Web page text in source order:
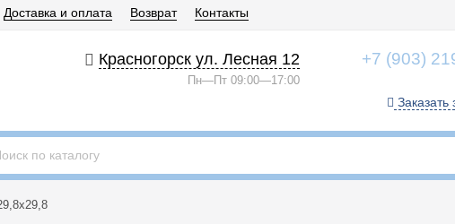
Доставка и оплата Возврат Контакты
Красногорск ул. Лесная 12
Пн—Пт 09:00—17:00
+7 (903)
Заказать